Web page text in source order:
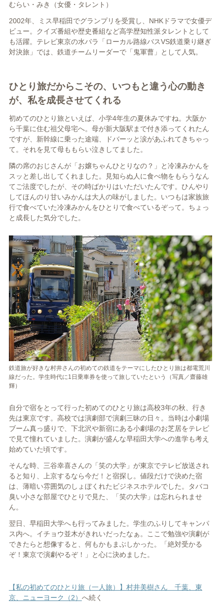
むらい・みき（女優・タレント）
2002年、ミス早稲田でグランプリを受賞し、NHKドラマで女優デ
ビュー。クイズ番組や歴史番組など高学歴知性派タレントとして
も活躍。テレビ東京の水バラ「ローカル路線バスVS鉄道乗り継ぎ
対決旅」では、鉄道チームリーダーで「鬼軍曹」として人気。
ひとり旅だからこその、いつもと違う心の動き
が、私を成長させてくれる
初めてのひとり旅といえば、小学4年生の夏休みですね。大阪か
ら千葉に住む祖父母宅へ。母が新大阪駅まで付き添ってくれたん
ですが、新幹線に乗った途端、ドバーッと涙があふれてきちゃっ
て。それを見て母ももらい泣きしてました。
隣の席のおじさんが「お嬢ちゃんひとりなの？」と冷凍みかんを
スッと差し出してくれました。見知らぬ人に食べ物をもらうなん
てご法度でしたが、その時ばかりはいただいたんです。ひんやり
してほんのり甘いみかんは大人の味がしました。いつもは家族旅
行で食べていた冷凍みかんをひとりで食べているぞって。ちょっ
と成長した気分でした。
鉄道旅が好きな村井さんの初めての鉄道をテーマにしたひとり旅は都電荒川
線だった。学生時代に1日乗車券を使って旅していたという（写真／齋藤雄
輝）
自分で宿をとって行った初めてのひとり旅は高校3年の秋、行き
先は東京です。高校では演劇部で演劇三昧の日々。当時は小劇場
ブーム真っ盛りで、下北沢や新宿にある小劇場のお芝居をテレビ
で見て憧れていました。演劇が盛んな早稲田大学への進学も考え
始めていた頃です。
そんな時、三谷幸喜さんの「笑の大学」が東京でテレビ放送され
ると知り、上京するなら今だ！と宿探し。値段だけで決めた宿
は、薄暗い雰囲気のしょぼくれたビジネスホテルでした。タバコ
臭い小さな部屋でひとりで見た、「笑の大学」は忘れられませ
ん。
翌日、早稲田大学へも行ってみました。学生のふりしてキャンパ
ス内へ。イチョウ並木がきれいだったなぁ。ここで勉強や演劇が
できたらと想像すると、何もかもまぶしかった。「絶対受かる
ぞ！東京で演劇やるぞ！」と心に決めました。
【私の初めてのひとり旅（一人旅）】村井美樹さん 千葉、東
京、ニューヨーク（2） へ続く